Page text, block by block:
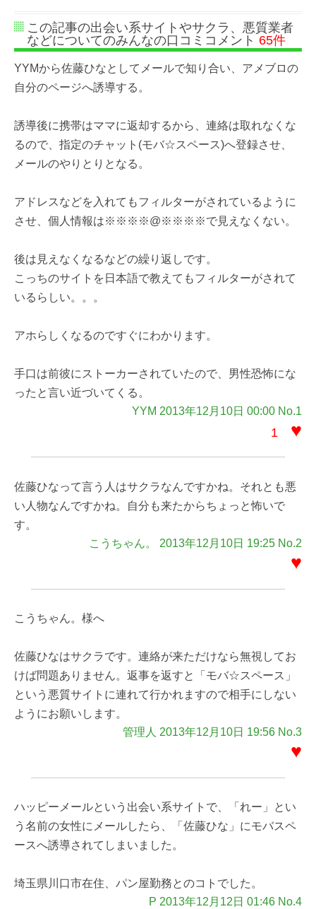
この記事の出会い系サイトやサクラ、悪質業者
などについてのみんなの口コミコメント 65件
YYMから佐藤ひなとしてメールで知り合い、アメブロの
自分のページへ誘導する。
誘導後に携帯はママに返却するから、連絡は取れなくな
るので、指定のチャット(モバ☆スペース)へ登録させ、
メールのやりとりとなる。
アドレスなどを入れてもフィルターがされているように
させ、個人情報は※※※※@※※※※で見えなくない。
後は見えなくなるなどの繰り返しです。
こっちのサイトを日本語で教えてもフィルターがされて
いるらしい。。。
アホらしくなるのですぐにわかります。
手口は前彼にストーカーされていたので、男性恐怖にな
ったと言い近づいてくる。
YYM 2013年12月10日 00:00 No.1
1 ♥
佐藤ひなって言う人はサクラなんですかね。それとも悪
い人物なんですかね。自分も来たからちょっと怖いで
す。
こうちゃん。 2013年12月10日 19:25 No.2
♥
こうちゃん。様へ
佐藤ひなはサクラです。連絡が来ただけなら無視してお
けば問題ありません。返事を返すと「モバ☆スペース」
という悪質サイトに連れて行かれますので相手にしない
ようにお願いします。
管理人 2013年12月10日 19:56 No.3
♥
ハッピーメールという出会い系サイトで、「れー」とい
う名前の女性にメールしたら、「佐藤ひな」にモバスペ
ースへ誘導されてしまいました。
埼玉県川口市在住、パン屋勤務とのコトでした。
P 2013年12月12日 01:46 No.4